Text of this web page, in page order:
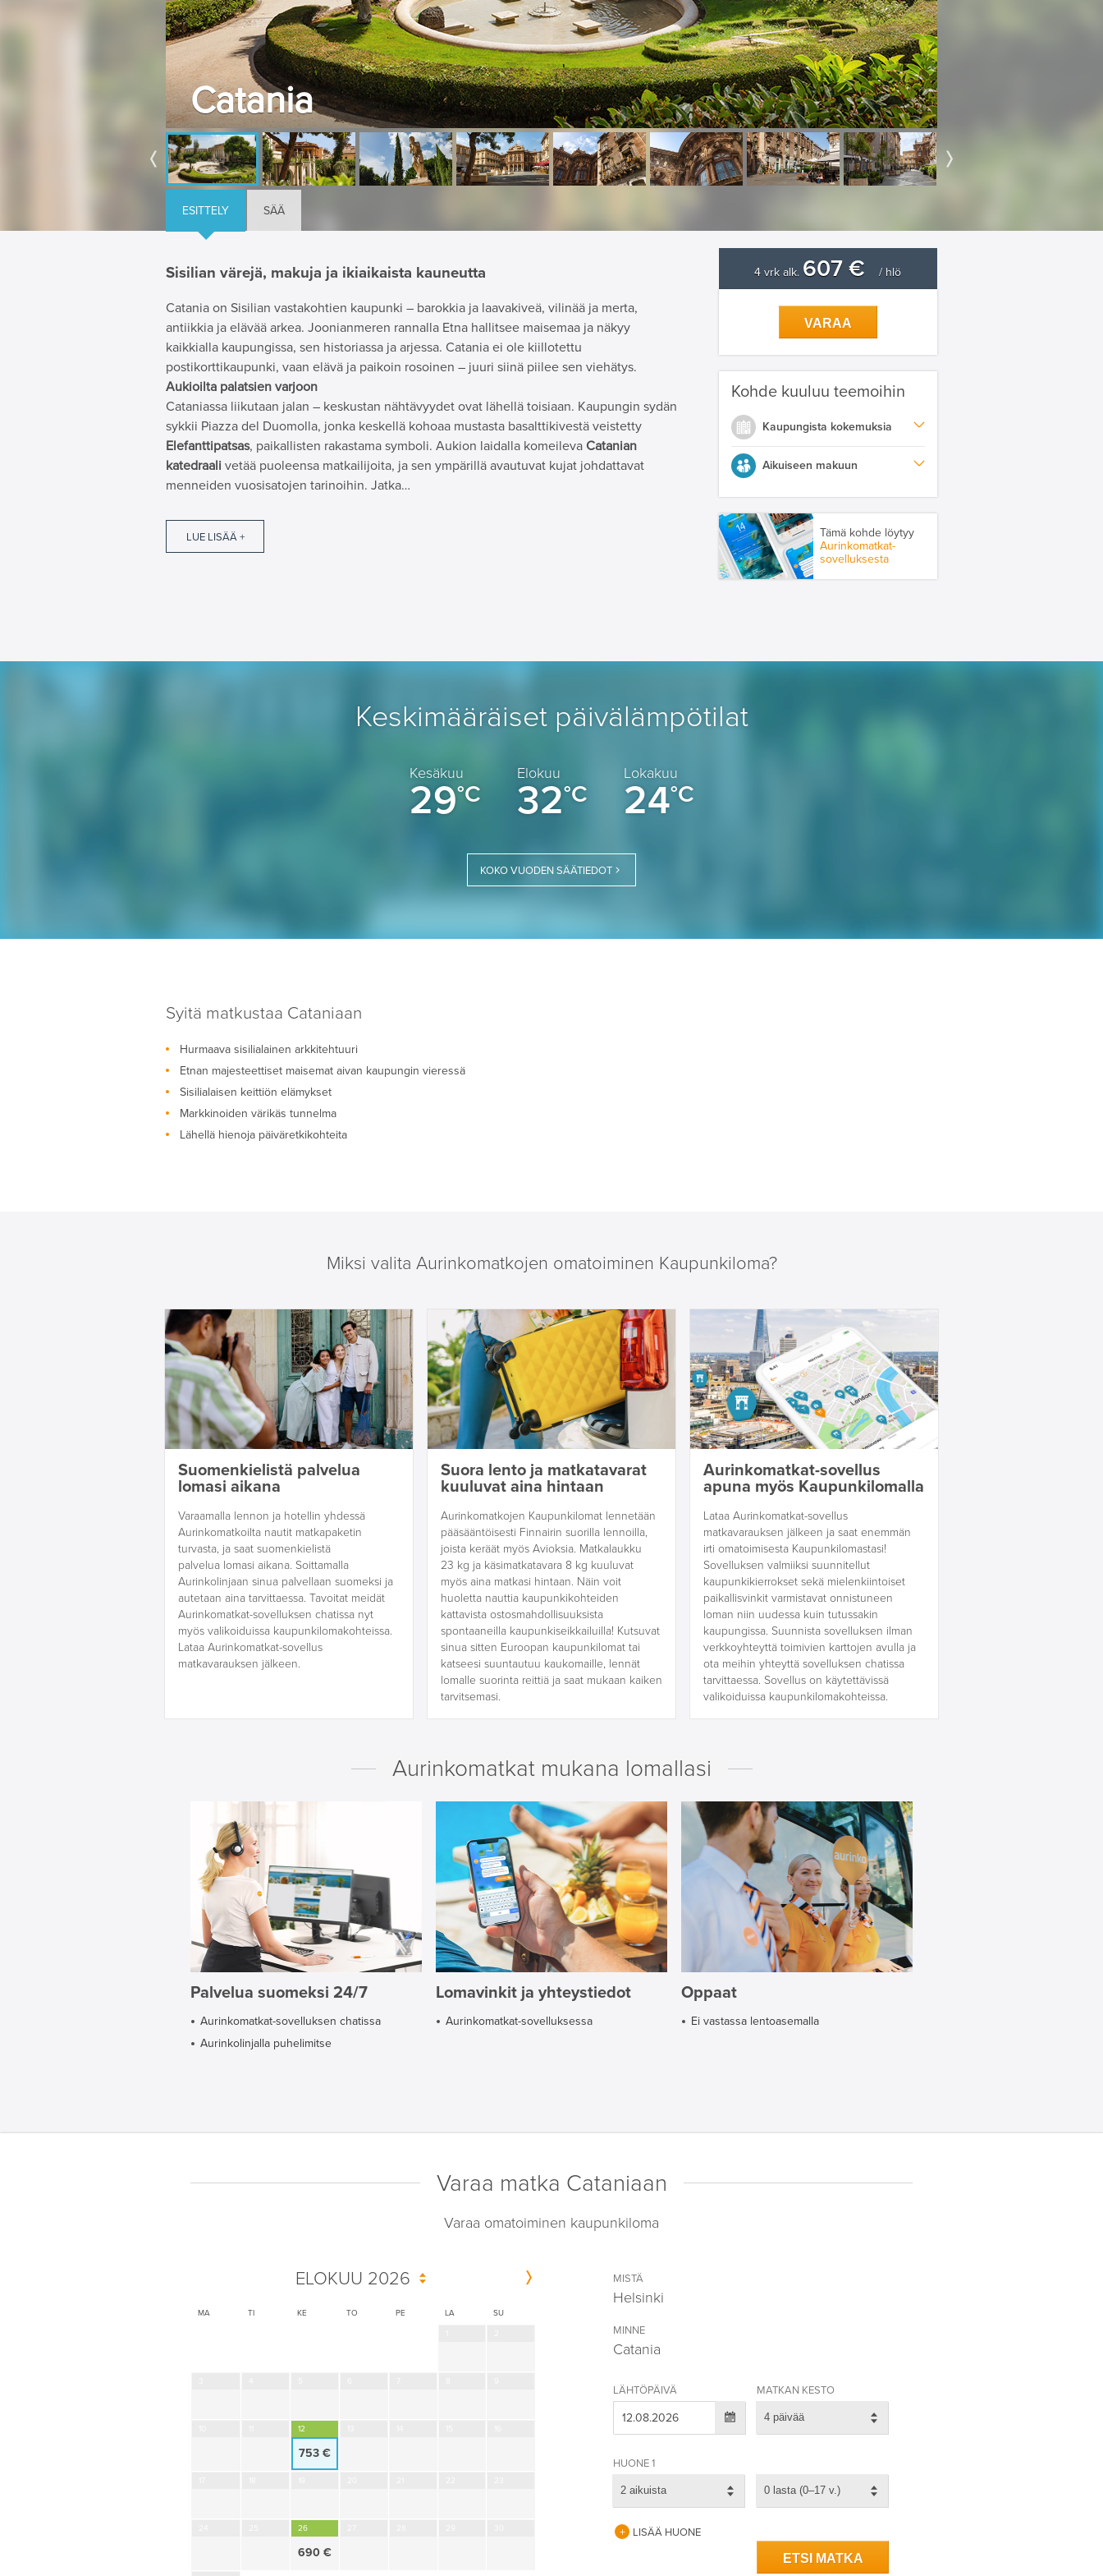
Catania
ESITTELY SÄÄ
Sisilian värejä, makuja ja ikiaikaista kauneutta
Catania on Sisilian vastakohtien kaupunki – barokkia ja laavakiveä, vilinää ja merta,
antiikkia ja elävää arkea. Joonianmeren rannalla Etna hallitsee maisemaa ja näkyy
kaikkialla kaupungissa, sen historiassa ja arjessa. Catania ei ole kiillotettu
postikorttikaupunki, vaan elävä ja paikoin rosoinen – juuri siinä piilee sen viehätys.
Aukioilta palatsien varjoon
Cataniassa liikutaan jalan – keskustan nähtävyydet ovat lähellä toisiaan. Kaupungin sydän
sykkii Piazza del Duomolla, jonka keskellä kohoaa mustasta basalttikivestä veistetty
Elefanttipatsas, paikallisten rakastama symboli. Aukion laidalla komeileva Catanian
katedraali vetää puoleensa matkailijoita, ja sen ympärillä avautuvat kujat johdattavat
menneiden vuosisatojen tarinoihin. Jatka…
LUE LISÄÄ +
4 vrk alk. 607 € / hlö
VARAA
Kohde kuuluu teemoihin
Kaupungista kokemuksia
Aikuiseen makuun
Tämä kohde löytyy
Aurinkomatkat-
sovelluksesta
Keskimääräiset päivälämpötilat
Kesäkuu
29°C
Elokuu
32°C
Lokakuu
24°C
KOKO VUODEN SÄÄTIEDOT
Syitä matkustaa Cataniaan
Hurmaava sisilialainen arkkitehtuuri
Etnan majesteettiset maisemat aivan kaupungin vieressä
Sisilialaisen keittiön elämykset
Markkinoiden värikäs tunnelma
Lähellä hienoja päiväretkikohteita
Miksi valita Aurinkomatkojen omatoiminen Kaupunkiloma?
Suomenkielistä palvelua
lomasi aikana
Varaamalla lennon ja hotellin yhdessä
Aurinkomatkoilta nautit matkapaketin
turvasta, ja saat suomenkielistä
palvelua lomasi aikana. Soittamalla
Aurinkolinjaan sinua palvellaan suomeksi ja
autetaan aina tarvittaessa. Tavoitat meidät
Aurinkomatkat-sovelluksen chatissa nyt
myös valikoiduissa kaupunkilomakohteissa.
Lataa Aurinkomatkat-sovellus
matkavarauksen jälkeen.
Suora lento ja matkatavarat
kuuluvat aina hintaan
Aurinkomatkojen Kaupunkilomat lennetään
pääsääntöisesti Finnairin suorilla lennoilla,
joista keräät myös Avioksia. Matkalaukku
23 kg ja käsimatkatavara 8 kg kuuluvat
myös aina matkasi hintaan. Näin voit
huoletta nauttia kaupunkikohteiden
kattavista ostosmahdollisuuksista
spontaaneilla kaupunkiseikkailuilla! Kutsuvat
sinua sitten Euroopan kaupunkilomat tai
katseesi suuntautuu kaukomaille, lennät
lomalle suorinta reittiä ja saat mukaan kaiken
tarvitsemasi.
Aurinkomatkat-sovellus
apuna myös Kaupunkilomalla
Lataa Aurinkomatkat-sovellus
matkavarauksen jälkeen ja saat enemmän
irti omatoimisesta Kaupunkilomastasi!
Sovelluksen valmiiksi suunnitellut
kaupunkikierrokset sekä mielenkiintoiset
paikallisvinkit varmistavat onnistuneen
loman niin uudessa kuin tutussakin
kaupungissa. Suunnista sovelluksen ilman
verkkoyhteyttä toimivien karttojen avulla ja
ota meihin yhteyttä sovelluksen chatissa
tarvittaessa. Sovellus on käytettävissä
valikoiduissa kaupunkilomakohteissa.
Aurinkomatkat mukana lomallasi
Palvelua suomeksi 24/7
Aurinkomatkat-sovelluksen chatissa
Aurinkolinjalla puhelimitse
Lomavinkit ja yhteystiedot
Aurinkomatkat-sovelluksessa
Oppaat
Ei vastassa lentoasemalla
Varaa matka Cataniaan
Varaa omatoiminen kaupunkiloma
ELOKUU 2026
MA TI KE TO PE LA SU
12
753 €
26
690 €
MISTÄ
Helsinki
MINNE
Catania
LÄHTÖPÄIVÄ MATKAN KESTO
4 päivää
HUONE 1
2 aikuista 0 lasta (0–17 v.)
LISÄÄ HUONE
ETSI MATKA